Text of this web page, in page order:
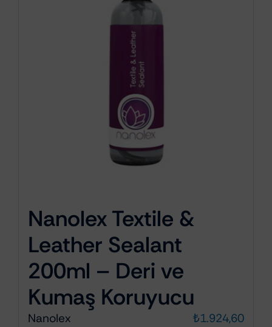
Nanolex Textile &
Leather Sealant
200ml – Deri ve
Kumaş Koruyucu
Nanolex ₺1.924,60